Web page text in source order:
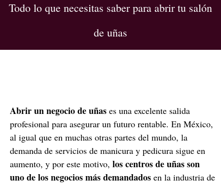
Todo lo que necesitas saber para abrir tu salón
de uñas
Abrir un negocio de uñas es una excelente salida
profesional para asegurar un futuro rentable. En México,
al igual que en muchas otras partes del mundo, la
demanda de servicios de manicura y pedicura sigue en
aumento, y por este motivo, los centros de uñas son
uno de los negocios más demandados en la industria de